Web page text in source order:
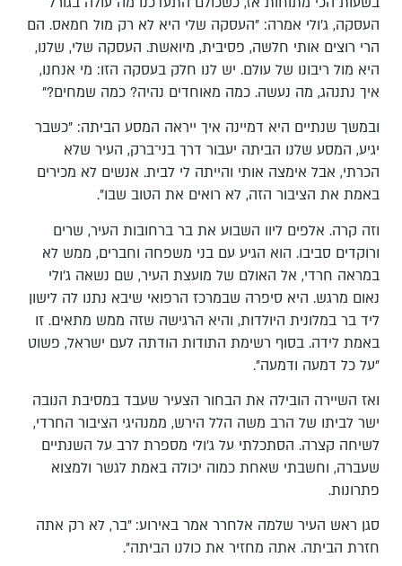
העסקה, ג'ולי אמרה: "העסקה שלי היא לא רק מול חמאס. הם
הרי רוצים אותי חלשה, פסיבית, מיואשת. העסקה שלי, שלנו,
היא מול ריבונו של עולם. יש לנו חלק בעסקה הזו: מי אנחנו,
איך נתנהג, מה נעשה. כמה מאוחדים נהיה? כמה שמחים?"
ובמשך שנתיים היא דמיינה איך ייראה המסע הביתה: "כשבר
יגיע, המסע שלנו הביתה יעבור דרך בני־ברק, העיר שלא
הכרתי, אבל אימצה אותי והייתה לי לבית. אנשים לא מכירים
באמת את הציבור הזה, לא רואים את הטוב שבו".
וזה קרה. אלפים ליוו השבוע את בר ברחובות העיר, שרים
ורוקדים סביבו. הוא הגיע עם בני משפחה וחברים, ממש לא
במראה חרדי, אל האולם של מועצת העיר, שם נשאה ג'ולי
נאום מרגש. היא סיפרה שבמרכז הרפואי שיבא נתנו לה לישון
ליד בר במלונית היולדות, והיא הרגישה שזה ממש מתאים. זו
באמת לידה. בסוף רשימת התודות הודתה לעם ישראל, פשוט
"על כל דמעה ודמעה".
ואז השיירה הובילה את הבחור הצעיר שעבד במסיבת הנובה
ישר לביתו של הרב משה הלל הירש, ממנהיגי הציבור החרדי,
לשיחה קצרה. הסתכלתי על ג'ולי מספרת לרב על השנתיים
שעברה, וחשבתי שאחת כמוה יכולה באמת לגשר ולמצוא
פתרונות.
סגן ראש העיר שלמה אלחרר אמר באירוע: "בר, לא רק אתה
חזרת הביתה. אתה מחזיר את כולנו הביתה".